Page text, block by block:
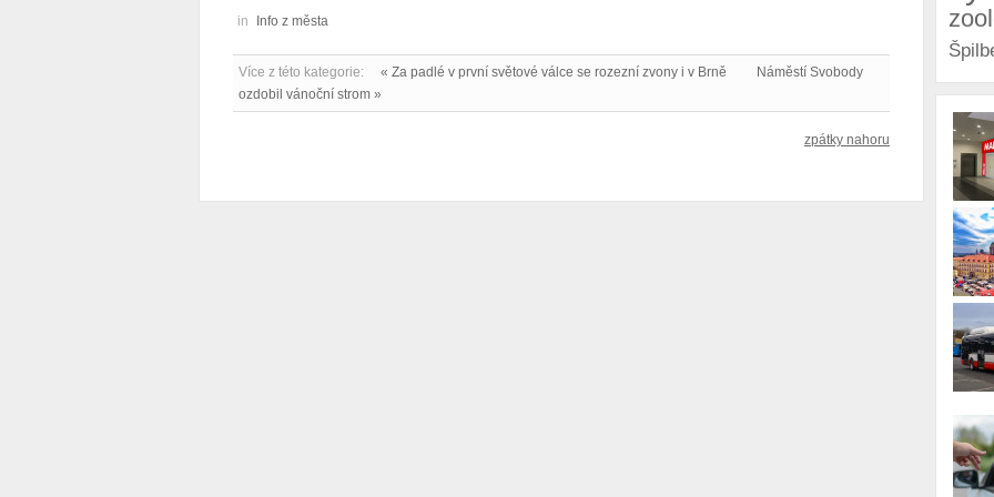
in Info z města
Více z této kategorie: « Za padlé v první světové válce se rozezní zvony i v Brně
Náměstí Svobody
ozdobil vánoční strom »
zpátky nahoru